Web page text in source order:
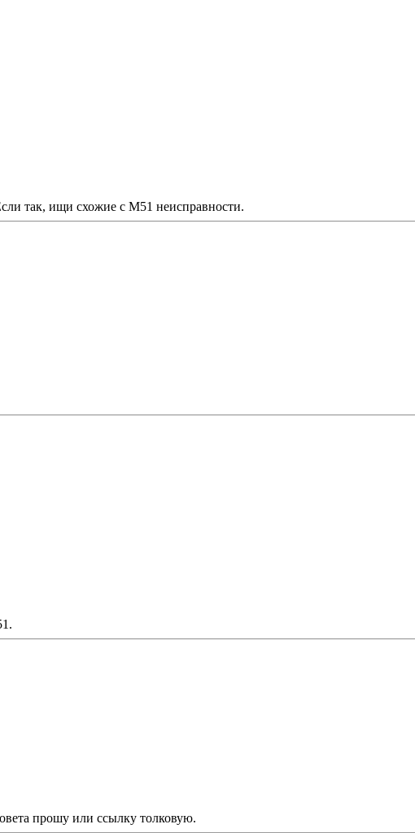
так, ищи схожие с М51 неисправности.
прошу или ссылку толковую.